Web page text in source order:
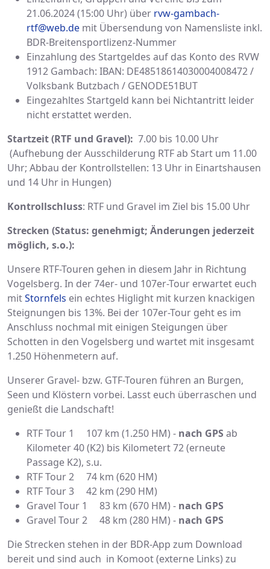
21.06.2024 (15:00 Uhr) über rvw-gambach-
rtf@web.de mit Übersendung von Namensliste inkl.
BDR-Breitensportlizenz-Nummer
Einzahlung des Startgeldes auf das Konto des RVW
1912 Gambach: IBAN: DE48518614030004008472 /
Volksbank Butzbach / GENODE51BUT
Eingezahltes Startgeld kann bei Nichtantritt leider
nicht erstattet werden.
Startzeit (RTF und Gravel): 7.00 bis 10.00 Uhr
(Aufhebung der Ausschilderung RTF ab Start um 11.00
Uhr; Abbau der Kontrollstellen: 13 Uhr in Einartshausen
und 14 Uhr in Hungen)
Kontrollschluss: RTF und Gravel im Ziel bis 15.00 Uhr
Strecken (Status: genehmigt; Änderungen jederzeit
möglich, s.o.):
Unsere RTF-Touren gehen in diesem Jahr in Richtung
Vogelsberg. In der 74er- und 107er-Tour erwartet euch
mitStornfels ein echtes Higlight mit kurzen knackigen
Steignungen bis 13%. Bei der 107er-Tour geht es im
Anschluss nochmal mit einigen Steigungen über
Schotten in den Vogelsberg und wartet mit insgesamt
1.250 Höhenmetern auf.
Unserer Gravel- bzw. GTF-Touren führen an Burgen,
Seen und Klöstern vorbei. Lasst euch überraschen und
genießt die Landschaft!
RTF Tour 1 107 km (1.250 HM) - nach GPS ab
Kilometer 40 (K2) bis Kilometert 72 (erneute
Passage K2), s.u.
RTF Tour 2 74 km (620 HM)
RTF Tour 3 42 km (290 HM)
Gravel Tour 1 83 km (670 HM) - nach GPS
Gravel Tour 2 48 km (280 HM) - nach GPS
Die Strecken stehen in der BDR-App zum Download
bereit und sind auch in Komoot (externe Links) zu